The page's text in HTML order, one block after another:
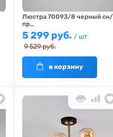
Люстра 70093/8 черный сн/
пр…
5 299 руб. / шт
9 529 руб.
в корзину